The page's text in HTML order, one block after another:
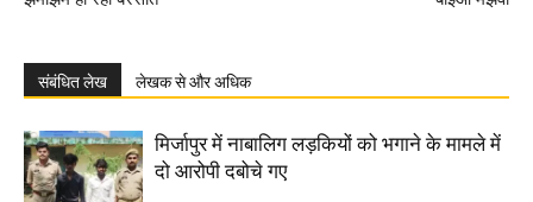
संबंधित लेख लेखक से और अधिक
मिर्जापुर में नाबालिग लड़कियों को भगाने के मामले में
दो आरोपी दबोचे गए